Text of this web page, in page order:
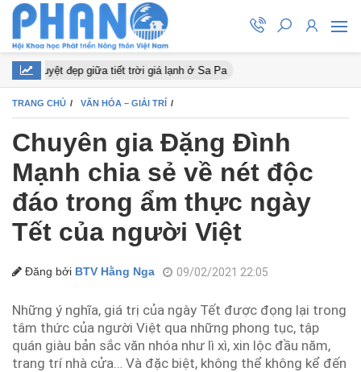
nở tuyệt đẹp giữa tiết trời giá lạnh ở Sa Pa
TRANG CHỦ VĂN HÓA – GIẢI TRÍ
Chuyên gia Đặng Đình
Mạnh chia sẻ về nét độc
đáo trong ẩm thực ngày
Tết của người Việt
Đăng bởi BTV Hằng Nga 09/02/2021 22:05
Những ý nghĩa, giá trị của ngày Tết được đọng lại trong
tâm thức của người Việt qua những phong tục, tập
quán giàu bản sắc văn nhóa như lì xì, xin lộc đầu năm,
trang trí nhà cửa… Và đặc biệt, không thể không kể đến